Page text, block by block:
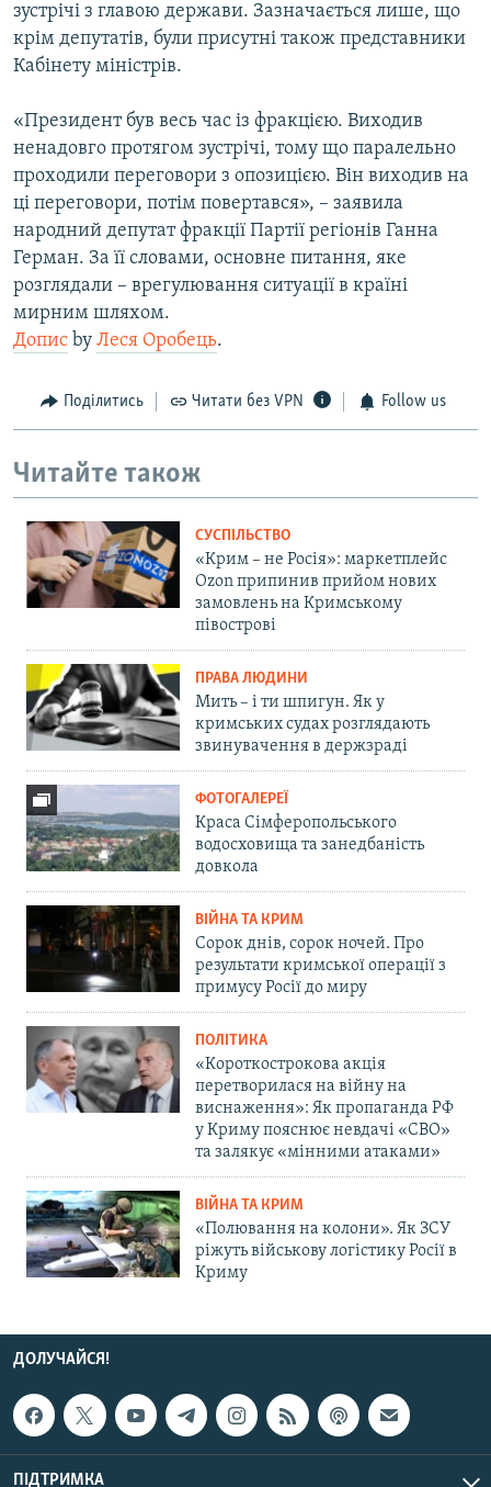
зустрічі з главою держави. Зазначається лише, що
крім депутатів, були присутні також представники
Кабінету міністрів.
«Президент був весь час із фракцією. Виходив
ненадовго протягом зустрічі, тому що паралельно
проходили переговори з опозицією. Він виходив на
ці переговори, потім повертався», – заявила
народний депутат фракції Партії регіонів Ганна
Герман. За її словами, основне питання, яке
розглядали – врегулювання ситуації в країні
мирним шляхом.
Допис by Леся Оробець.
Поділитись Читати без VPN Follow us
Читайте також
СУСПІЛЬСТВО
«Крим – не Росія»: маркетплейс
Ozon припинив прийом нових
замовлень на Кримському
півострові
ПРАВА ЛЮДИНИ
Мить – і ти шпигун. Як у
кримських судах розглядають
звинувачення в держзраді
ФОТОГАЛЕРЕЇ
Краса Сімферопольського
водосховища та занедбаність
довкола
ВІЙНА ТА КРИМ
Сорок днів, сорок ночей. Про
результати кримської операції з
примусу Росії до миру
ПОЛІТИКА
«Короткострокова акція
перетворилася на війну на
виснаження»: Як пропаганда РФ
у Криму пояснює невдачі «СВО»
та залякує «мінними атаками»
ВІЙНА ТА КРИМ
«Полювання на колони». Як ЗСУ
ріжуть військову логістику Росії в
Криму
ДОЛУЧАЙСЯ!
ПІДТРИМКА